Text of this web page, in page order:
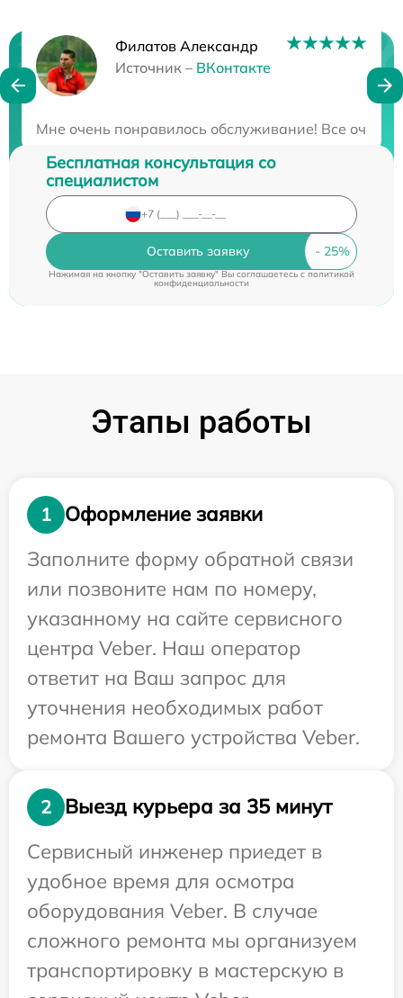
Филатов Александр
Источник – ВКонтакте
Мне очень понравилось обслуживание! Все очень
Нужна консультация?
Бесплатная консультация со
специалистом
Оставить заявку
Нажимая на кнопку "Оставить заявку" Вы соглашаетесь cполитикой
конфиденциальности
Этапы работы
1
Оформление заявки
Заполните форму обратной связи
или позвоните нам по номеру,
указанному на сайте сервисного
центра Veber. Наш оператор
ответит на Ваш запрос для
уточнения необходимых работ
ремонта Вашего устройства Veber.
2
Выезд курьера за 35 минут
Сервисный инженер приедет в
удобное время для осмотра
оборудования Veber. В случае
сложного ремонта мы организуем
транспортировку в мастерскую в